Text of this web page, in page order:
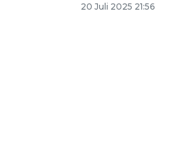
20 Juli 2025 21:56